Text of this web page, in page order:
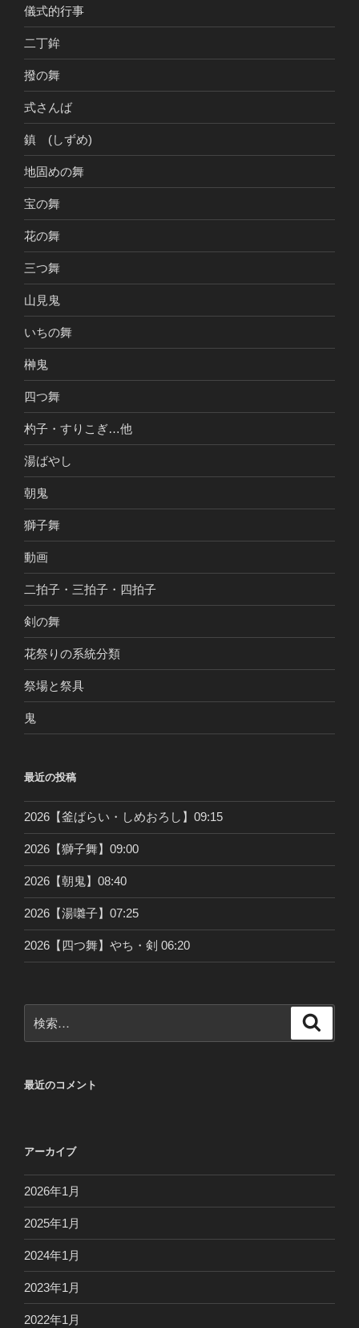
儀式的行事
二丁鉾
撥の舞
式さんば
鎮 (しずめ)
地固めの舞
宝の舞
花の舞
三つ舞
山見鬼
いちの舞
榊鬼
四つ舞
杓子・すりこぎ…他
湯ばやし
朝鬼
獅子舞
動画
二拍子・三拍子・四拍子
剣の舞
花祭りの系統分類
祭場と祭具
鬼
最近の投稿
2026【釜ばらい・しめおろし】09:15
2026【獅子舞】09:00
2026【朝鬼】08:40
2026【湯囃子】07:25
2026【四つ舞】やち・剣 06:20
索:
最近のコメント
アーカイブ
2026年1月
2025年1月
2024年1月
2023年1月
2022年1月